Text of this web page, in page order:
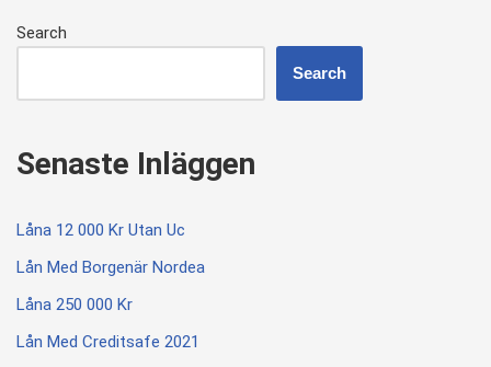
Search
Search
Senaste Inläggen
Låna 12 000 Kr Utan Uc
Lån Med Borgenär Nordea
Låna 250 000 Kr
Lån Med Creditsafe 2021